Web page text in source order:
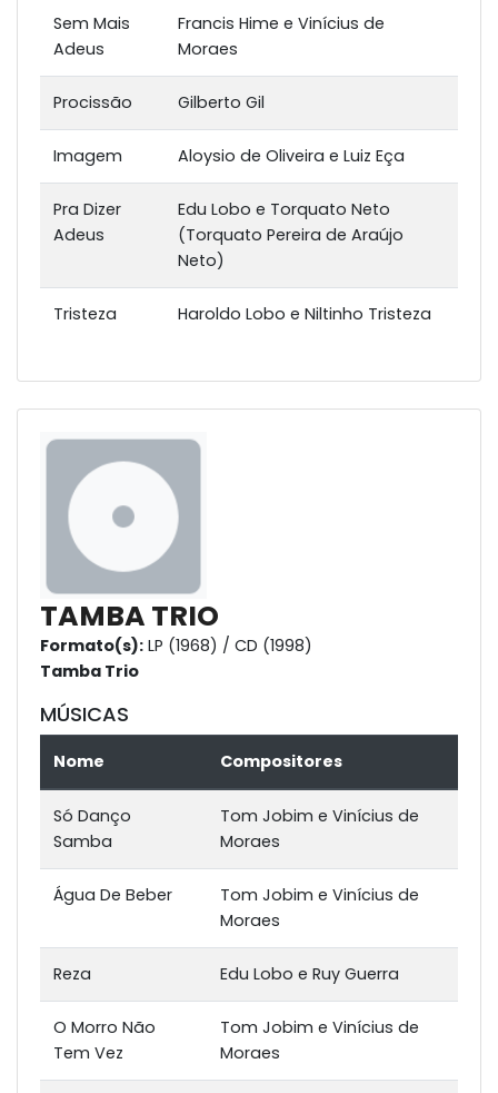
Sem Mais
Adeus
Francis Hime e Vinícius de
Moraes
Procissão Gilberto Gil
Imagem Aloysio de Oliveira e Luiz Eça
Pra Dizer
Adeus
Edu Lobo e Torquato Neto
(Torquato Pereira de Araújo
Neto)
Tristeza Haroldo Lobo e Niltinho Tristeza
TAMBA TRIO
Formato(s): LP (1968) / CD (1998)
Tamba Trio
MÚSICAS
Nome Compositores
Só Danço
Samba
Tom Jobim e Vinícius de
Moraes
Água De Beber
Tom Jobim e Vinícius de
Moraes
Reza Edu Lobo e Ruy Guerra
O Morro Não
Tem Vez
Tom Jobim e Vinícius de
Moraes